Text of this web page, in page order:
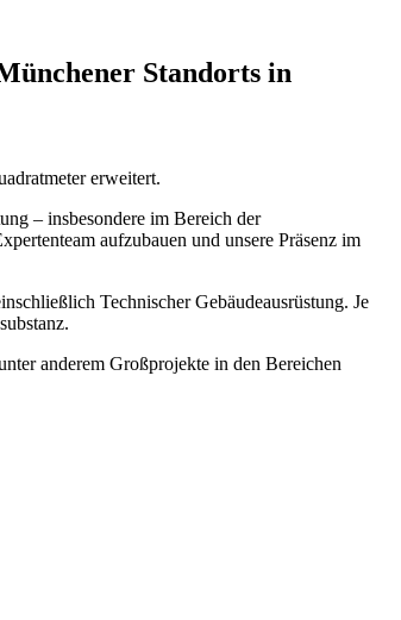
Standorts in
erweitert.
– insbesondere im Bereich der
aufzubauen und unsere Präsenz im
Technischer Gebäudeausrüstung. Je
anderem Großprojekte in den Bereichen